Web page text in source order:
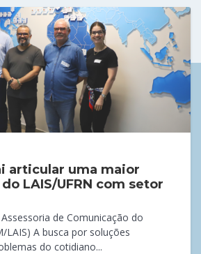
articular uma maior
LAIS/UFRN com setor
de Comunicação do
LAIS) A busca por soluções
do cotidiano...